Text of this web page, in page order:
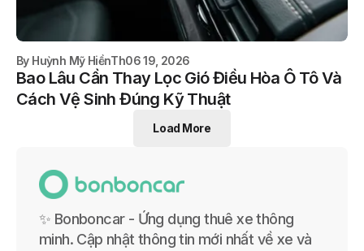
By Huỳnh Mỹ HiềnTh06 19, 2026
Bao Lâu Cần Thay Lọc Gió Điều Hòa Ô Tô Và
Cách Vệ Sinh Đúng Kỹ Thuật
Load More
✨ Bonboncar - Ứng dụng thuê xe thông
minh. Cập nhật thông tin mới nhất về xe và